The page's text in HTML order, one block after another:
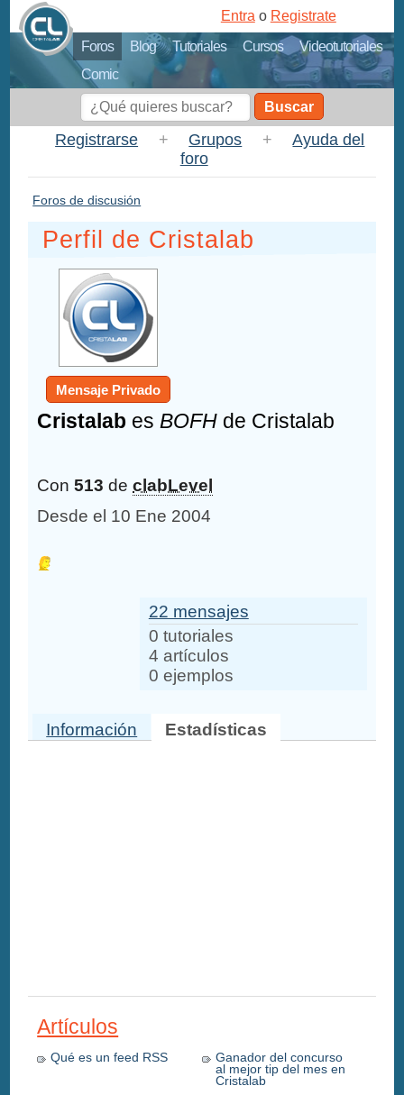
Foros Blog Tutoriales Cursos
Videotutoriales
Comic
Entra o Registrate
Buscar
Registrarse + Grupos +
Ayuda del
foro
Foros de discusión
Perfil de Cristalab
Mensaje Privado
Cristalab esBOFH de Cristalab
Con513 declabLevel
Desde el 10 Ene 2004
22 mensajes
0 tutoriales
4 artículos
0 ejemplos
Información Estadísticas
Artículos
Qué es un feed RSS
Ganador del concurso
al mejor tip del mes en
Cristalab